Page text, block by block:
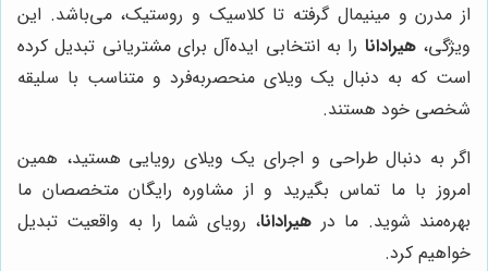
از مدرن و مینیمال گرفته تا کلاسیک و روستیک، می‌باشد. این
ویژگی،هیرادانا را به انتخابی ایده‌آل برای مشتریانی تبدیل کرده
است که به دنبال یک ویلای منحصربه‌فرد و متناسب با سلیقه
شخصی خود هستند.
اگر به دنبال طراحی و اجرای یک ویلای رویایی هستید، همین
امروز با ما تماس بگیرید و از مشاوره رایگان متخصصان ما
بهره‌مند شوید. ما در هیرادانا، رویای شما را به واقعیت تبدیل
خواهیم کرد.